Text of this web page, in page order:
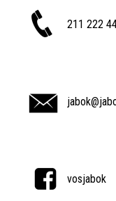
211 222
vosjabok